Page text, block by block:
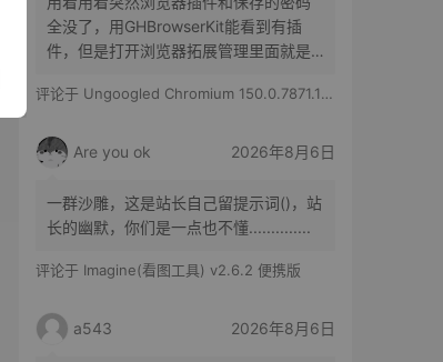
全没了，用GHBrowserKit能看到有插
件，但是打开浏览器拓展管理里面就是
评论于 Ungoogled Chromium 150.0.7871.186-1.1 果核优化便携版
Are you ok 2026年8月6日
一群沙雕，这是站长自己留提示词()，站
长的幽默，你们是一点也不懂..............
评论于 Imagine(看图工具) v2.6.2 便携版
a543 2026年8月6日